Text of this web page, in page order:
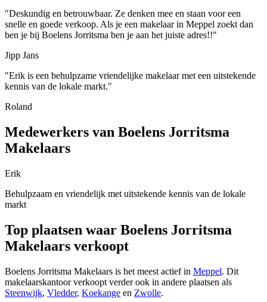
"Deskundig en betrouwbaar. Ze denken mee en staan voor een
snelle en goede verkoop. Als je een makelaar in Meppel zoekt dan
ben je bij Boelens Jorritsma ben je aan het juiste adres!!"
Jipp Jans
"Erik is een behulpzame vriendelijke makelaar met een uitstekende
kennis van de lokale markt."
Roland
Medewerkers van Boelens Jorritsma
Makelaars
Erik
Behulpzaam en vriendelijk met uitstekende kennis van de lokale
markt
Top plaatsen waar Boelens Jorritsma
Makelaars verkoopt
Boelens Jorritsma Makelaars is het meest actief in Meppel. Dit
makelaarskantoor verkoopt verder ook in andere plaatsen als
Steenwijk, Vledder, Koekange en Zwolle.